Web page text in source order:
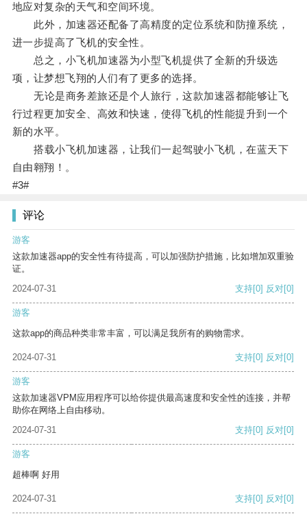
地应对复杂的天气和空间环境。
此外，加速器还配备了高精度的定位系统和防撞系统，
进一步提高了飞机的安全性。
总之，小飞机加速器为小型飞机提供了全新的升级选
项，让梦想飞翔的人们有了更多的选择。
无论是商务差旅还是个人旅行，这款加速器都能够让飞
行过程更加安全、高效和快速，使得飞机的性能提升到一个
新的水平。
搭载小飞机加速器，让我们一起驾驶小飞机，在蓝天下
自由翱翔！。
#3#
评论
游客
这款加速器app的安全性有待提高，可以加强防护措施，比如增加双重验
证。
2024-07-31
支持[0] 反对[0]
游客
这款app的商品种类非常丰富，可以满足我所有的购物需求。
2024-07-31 支持[0] 反对[0]
游客
这款加速器VPM应用程序可以给你提供最高速度和安全性的连接，并帮
助你在网络上自由移动。
2024-07-31
支持[0] 反对[0]
游客
超棒啊 好用
2024-07-31 支持[0] 反对[0]